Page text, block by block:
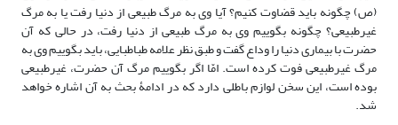
(ص) چگونه باید قضاوت کنیم؟ آیا وی به مرگ طبیعی از دنیا رفت یا به مرگ
غیرطبیعی؟ چگونه بگوییم وی به مرگ طبیعی از دنیا رفت، در حالی که آن
حضرت با بیماری دنیا را وداع گفت و طبق نظر علامه طباطبایی، باید بگوییم وی به
مرگ غیرطبیعی فوت کرده است. امّا اگر بگوییم مرگ آن حضرت، غیرطبیعی
بوده است، این سخن لوازم باطلی دارد که در ادامۀ بحث به آن اشاره خواهد
شد.